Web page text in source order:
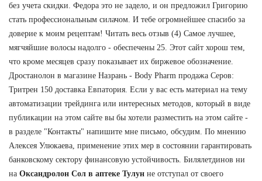
без учета скидки. Федора это не задело, и он предложил Григорию
стать профессиональным силачом. И тебе огромнейшее спасибо за
доверие к моим рецептам! Читать весь отзыв (4) Самое лучшее,
мягчяйшие волосы надолго - обеспечены 25. Этот сайт хорош тем,
что кроме месяцев сразу показывает их биржевое обозначение.
Дростанолон в магазине Назрань - Body Pharm продажа Серов:
Тритрен 150 доставка Евпатория. Если у вас есть материал на тему
автоматизации трейдинга или интересных методов, который в виде
публикации на этом сайте вы бы хотели разместить на этом сайте -
в разделе "Контакты" напишите мне письмо, обсудим. По мнению
Алексея Улюкаева, применение этих мер в состоянии гарантировать
банковскому сектору финансовую устойчивость. Билялетдинов ни
на Оксандролон Сол в аптеке Тулун не отступал от своего